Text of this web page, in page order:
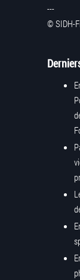
---
© SIDH-